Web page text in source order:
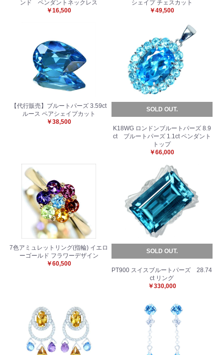
ンド ペンダントネックレス
￥16,500
シェイプ チェスカット
￥49,500
【代行販売】ブルートパーズ 3.59ct
ルース ペアシェイプカット
￥38,500
SOLD OUT.
K18WG ロンドンブルートパーズ 8.9
ct ブルートパーズ 1.1ct ペンダント
トップ
￥66,000
7色アミュレットリング(指輪) イエロ
ーゴールド フラワーデザイン
￥60,500
SOLD OUT.
PT900 スイスブルートパーズ 28.74
ct リング
￥330,000
カートへ進む